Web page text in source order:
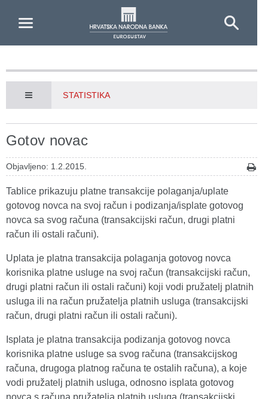
STATISTIKA
Gotov novac
Objavljeno: 1.2.2015.
Tablice prikazuju platne transakcije polaganja/uplate
gotovog novca na svoj račun i podizanja/isplate gotovog
novca sa svog računa (transakcijski račun, drugi platni
račun ili ostali računi).
Uplata je platna transakcija polaganja gotovog novca
korisnika platne usluge na svoj račun (transakcijski račun,
drugi platni račun ili ostali računi) koji vodi pružatelj platnih
usluga ili na račun pružatelja platnih usluga (transakcijski
račun, drugi platni račun ili ostali računi).
Isplata je platna transakcija podizanja gotovog novca
korisnika platne usluge sa svog računa (transakcijskog
računa, drugoga platnog računa te ostalih računa), a koje
vodi pružatelj platnih usluga, odnosno isplata gotovog
novca s računa pružatelja platnih usluga (transakcijski